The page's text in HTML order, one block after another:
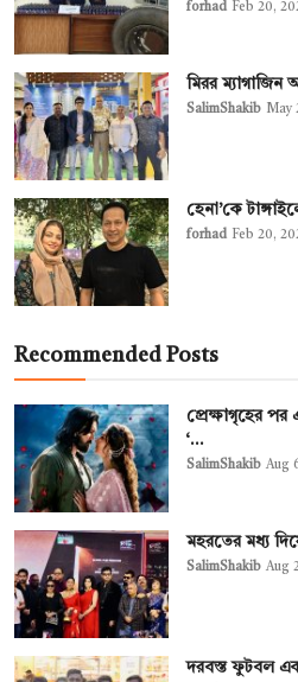
forhad Feb 20,
মিরর
SalimShakib May
হেনা’কে
forhad Feb 20,
Recommended Posts
প্রেক্ষাগৃহের পর
‘...
SalimShakib Aug
মহরতের মধ্য
SalimShakib Aug
দরবস্ত ফুটবল